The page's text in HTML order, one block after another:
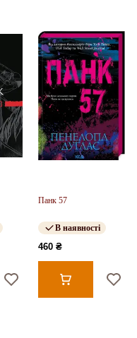
Панк 57
В наявності
460 ₴